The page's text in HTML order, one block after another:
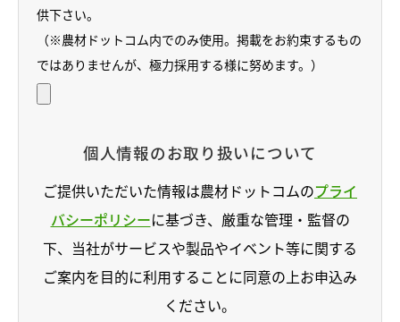
供下さい。
（※農材ドットコム内でのみ使用。掲載をお約束するもの
ではありませんが、極力採用する様に努めます。）
個人情報のお取り扱いについて
ご提供いただいた情報は農材ドットコムのプライ
バシーポリシーに基づき、厳重な管理・監督の
下、当社がサービスや製品やイベント等に関する
ご案内を目的に利用することに同意の上お申込み
ください。